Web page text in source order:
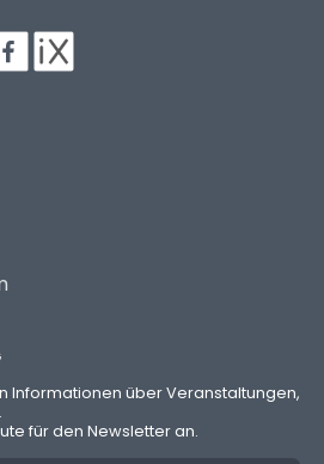
Informationen über Veranstaltungen,
für den Newsletter an.